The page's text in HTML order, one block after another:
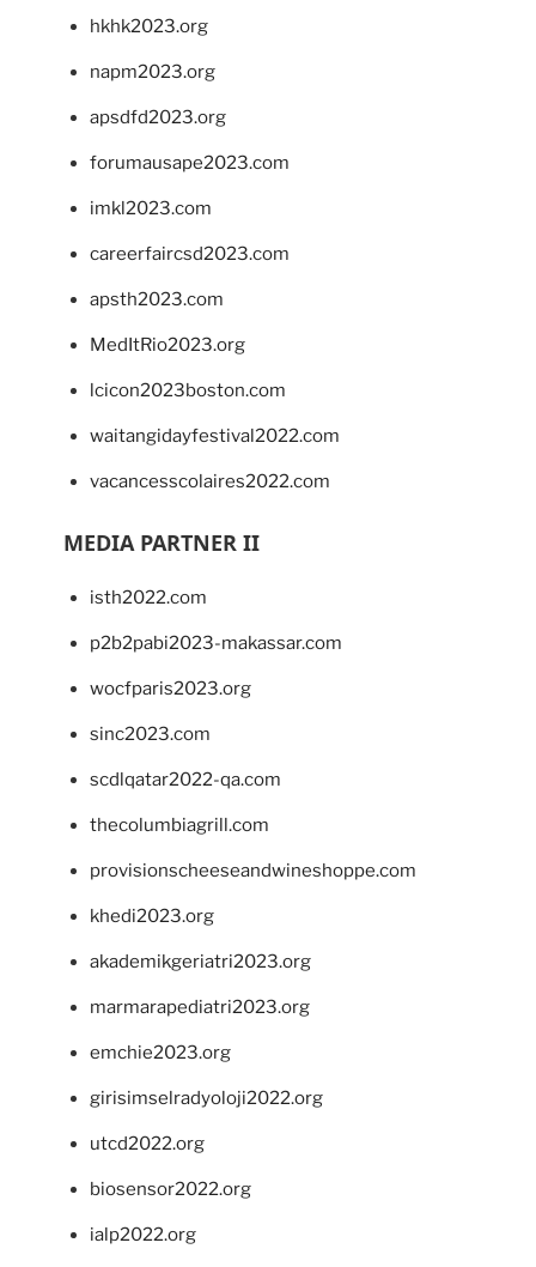
hkhk2023.org
napm2023.org
apsdfd2023.org
forumausape2023.com
imkl2023.com
careerfaircsd2023.com
apsth2023.com
MedItRio2023.org
lcicon2023boston.com
waitangidayfestival2022.com
vacancesscolaires2022.com
MEDIA PARTNER II
isth2022.com
p2b2pabi2023-makassar.com
wocfparis2023.org
sinc2023.com
scdlqatar2022-qa.com
thecolumbiagrill.com
provisionscheeseandwineshoppe.com
khedi2023.org
akademikgeriatri2023.org
marmarapediatri2023.org
emchie2023.org
girisimselradyoloji2022.org
utcd2022.org
biosensor2022.org
ialp2022.org